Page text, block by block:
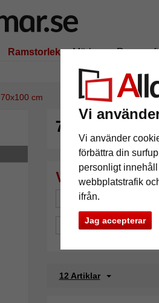
Vi
Vi använder
förbättra din
personligt
webbplatstrafik
ifrån.
Jag accepterar
Ramstorlek Märken Ramar
195 kr
70x100 cm
70x100 cm
Märke
Speciella egenskaper
12 Artiklar